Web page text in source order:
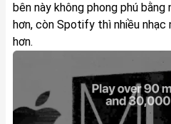
bên này không phong phú
hơn, còn Spotifythì nhiều nhạc
hơn.